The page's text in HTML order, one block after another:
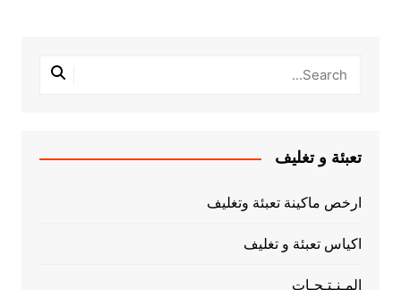
تعبئة و تغليف
ارخص ماكينة تعبئة وتغليف
اكياس تعبئة و تغليف
المـنـتـجـات